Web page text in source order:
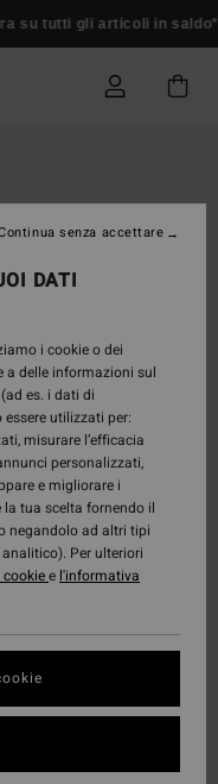
su tutti gli articoli in
DATI
i cookie o dei
a delle informazioni sul
es. i dati di
utilizzati per:
misurare l’efficacia
personalizzati,
e migliorare i
tua scelta fornendo il
negandolo ad altri tipi
Per ulteriori
e l'informativa
senza accettare